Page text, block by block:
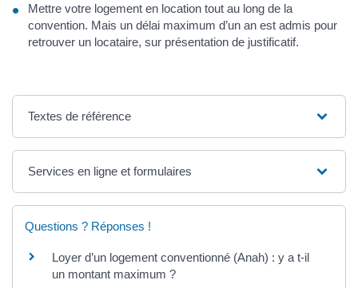
Mettre votre logement en location tout au long de la
convention. Mais un délai maximum d’un an est admis pour
retrouver un locataire, sur présentation de justificatif.
Textes de référence
Services en ligne et formulaires
Questions ? Réponses !
Loyer d’un logement conventionné (Anah) : y a t-il
un montant maximum ?